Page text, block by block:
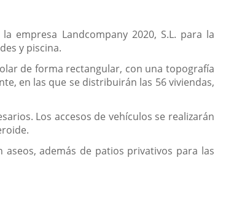
empresa Landcompany 2020, S.L. para la
y piscina.
de forma rectangular, con una topografía
en las que se distribuirán las 56 viviendas,
Los accesos de vehículos se realizarán
además de patios privativos para las